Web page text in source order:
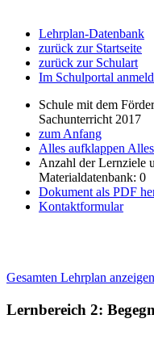
Lehrplan-Datenbank
zurück zur Startseite
zurück zur Schulart
Im Schulportal
Schule mit dem
Sachunterricht 2017
zum Anfang
Alles aufklappen
Anzahl der Lernziele
Materialdatenbank: 0
Dokument als PDF
Kontaktformular
Gesamten Lehrplan anzeigen
Lernbereich 2: